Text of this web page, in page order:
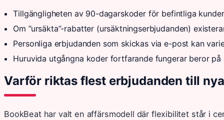
Tillgängligheten av 90-dagarskoder för befintliga
Om ”ursäkta”-rabatter (ursäktningserbjudanden)
Personliga erbjudanden som skickas via e-post kan
Huruvida utgångna koder fortfarande fungerar beror
Varför riktas flest erbjudanden till
BookBeat har valt en affärsmodell där flexibilitet står i